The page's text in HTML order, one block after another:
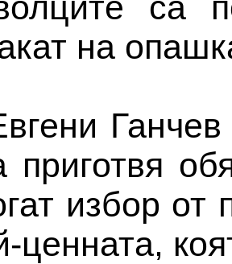
на
Ганчев
приготвя
избор от
ценната,